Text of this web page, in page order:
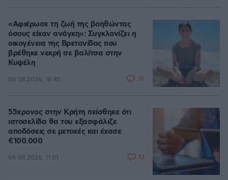
«Αφιέρωσε τη ζωή της βοηθώντας
όσους είχαν ανάγκη»: Συγκλονίζει η
οικογένεια της Βρετανίδας που
βρέθηκε νεκρή σε βαλίτσα στην
Κυψέλη
06.08.2026, 18:45 38
55χρονος στην Κρήτη πείσθηκε ότι
ιστοσελίδα θα του εξασφάλιζε
αποδόσεις σε μετοχές και έχασε
€100.000
06.08.2026, 11:01 72